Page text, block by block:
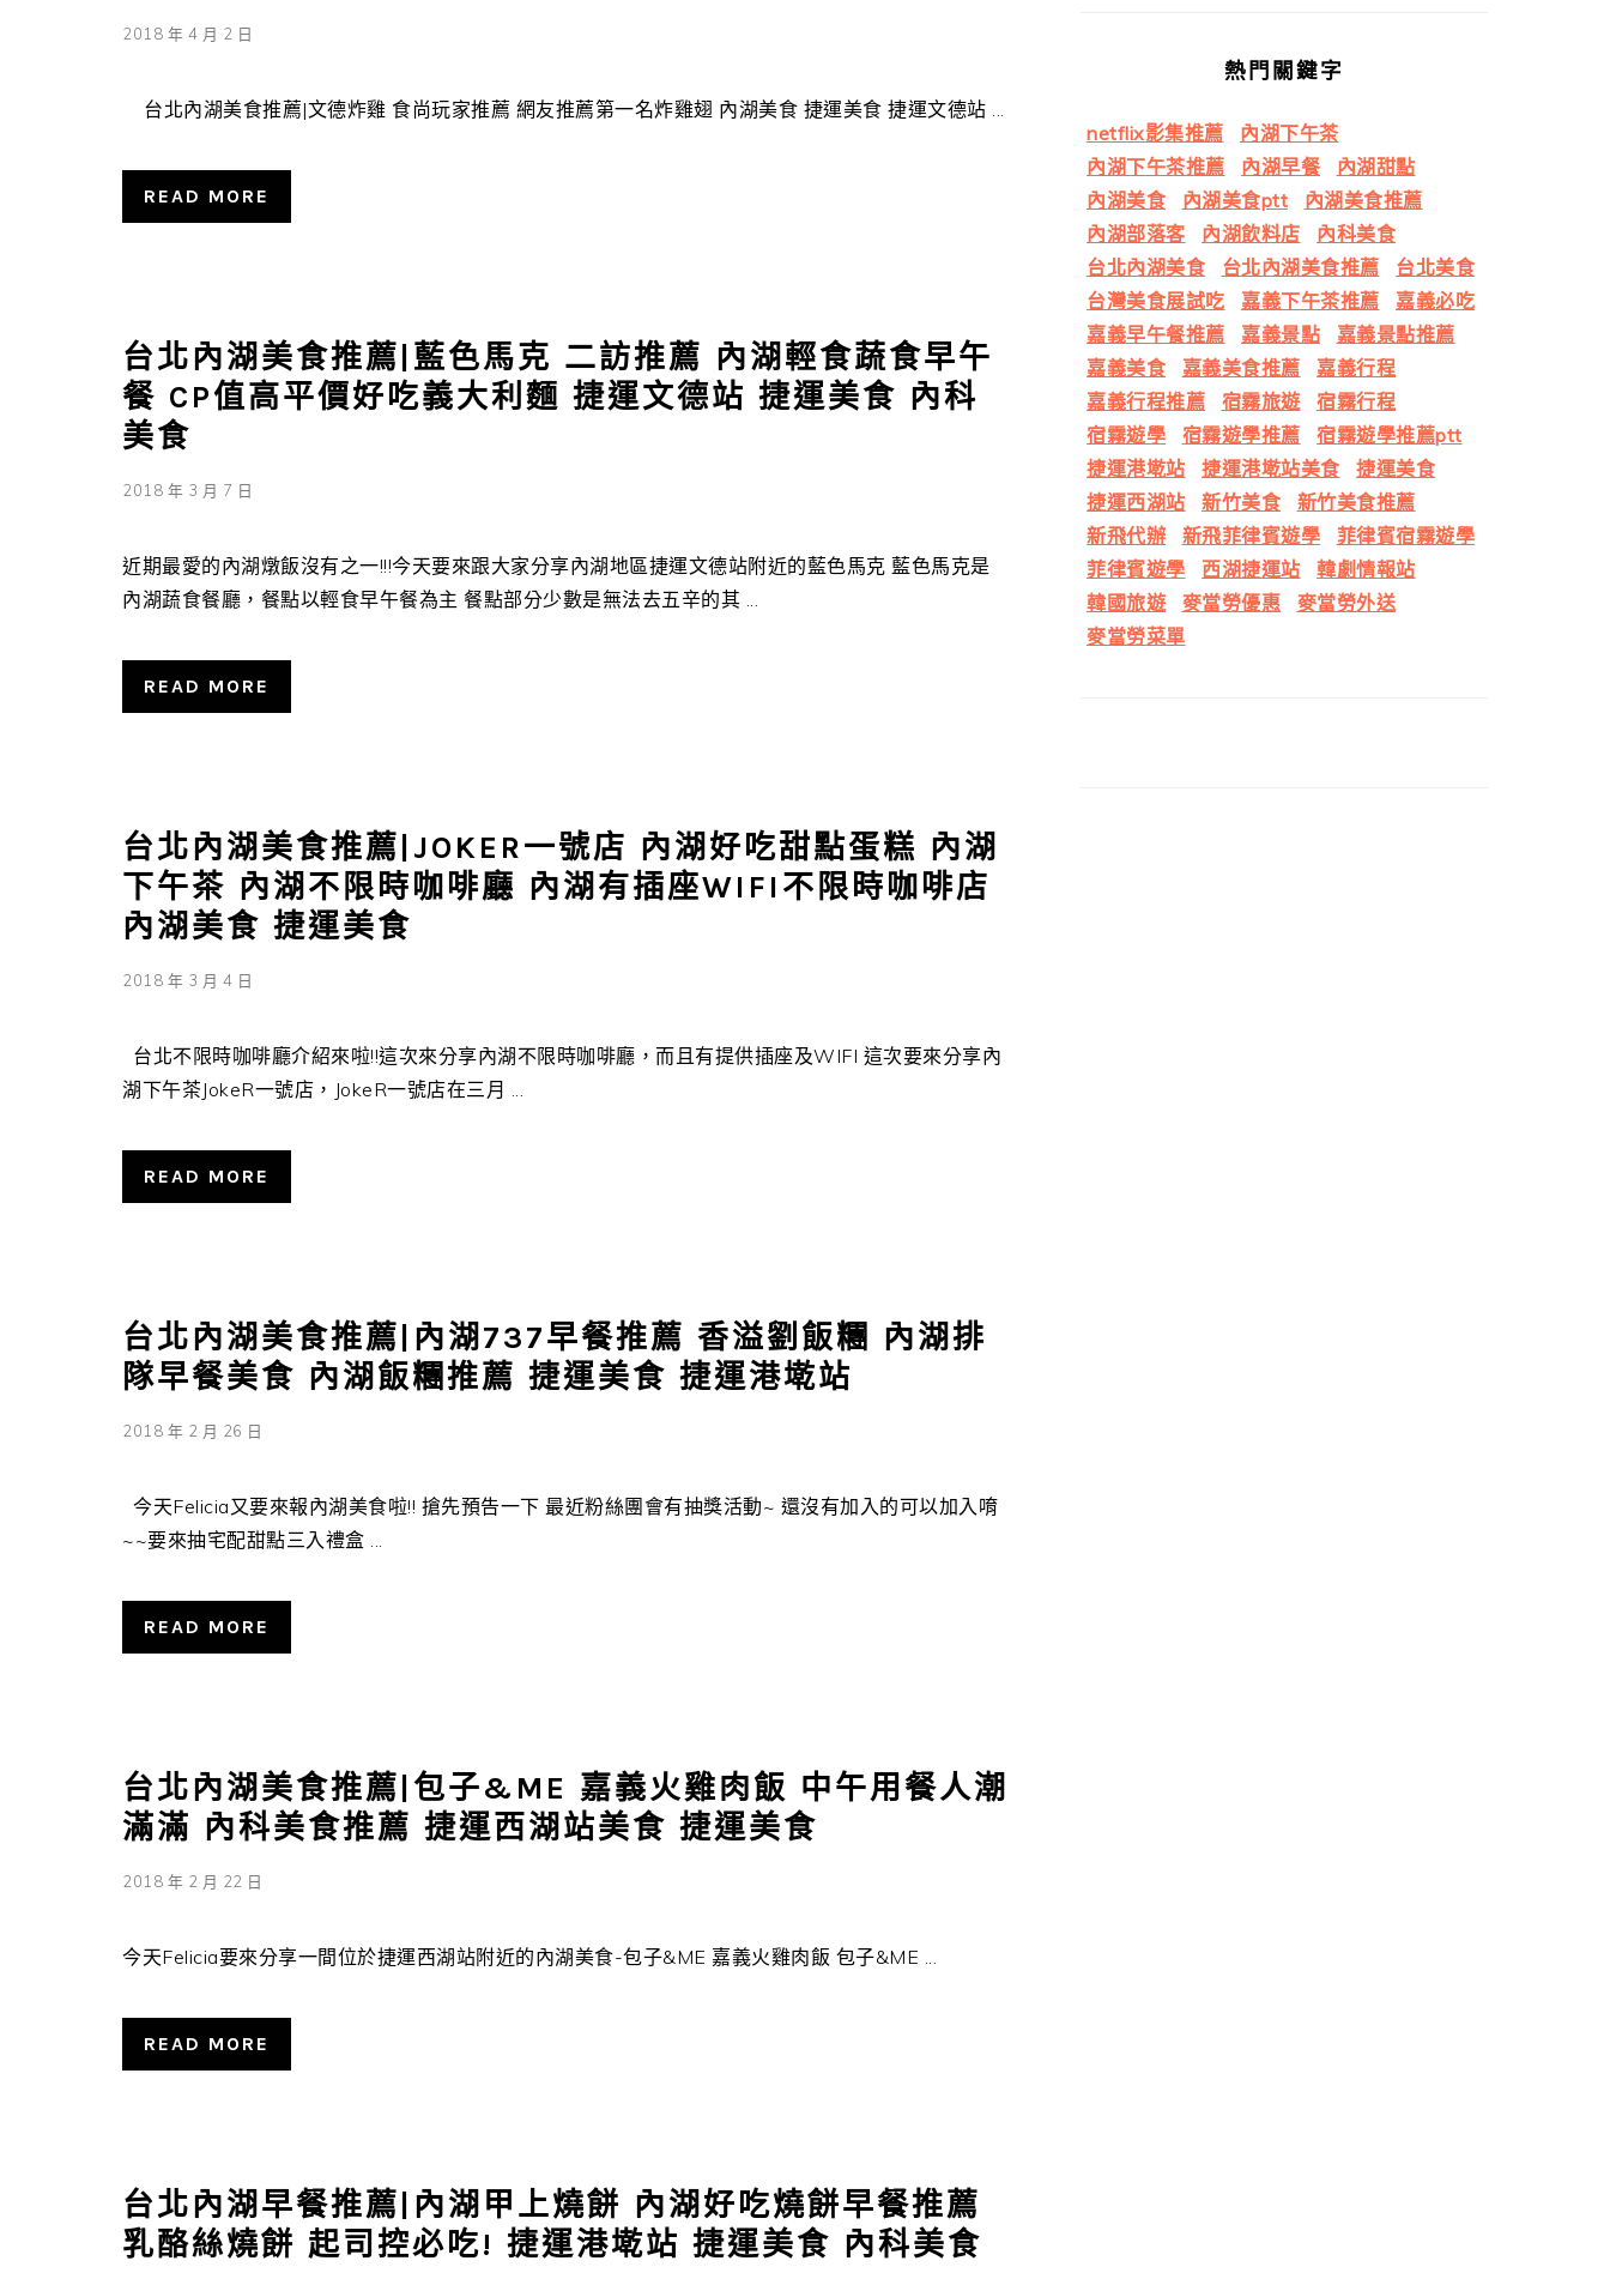
2018 年 4 月 2 日
台北內湖美食推薦|文德炸雞 食尚玩家推薦 網友推薦第一名炸雞翅 內湖美食 捷運美食 捷運文德站 ...
READ MORE
台北內湖美食推薦|藍色馬克 二訪推薦 內湖輕食蔬食早午
餐 CP值高平價好吃義大利麵 捷運文德站 捷運美食 內科
美食
2018 年 3 月 7 日
近期最愛的內湖燉飯沒有之一!!!今天要來跟大家分享內湖地區捷運文德站附近的藍色馬克 藍色馬克是
內湖蔬食餐廳，餐點以輕食早午餐為主 餐點部分少數是無法去五辛的其 ...
READ MORE
台北內湖美食推薦|JOKER一號店 內湖好吃甜點蛋糕 內湖
下午茶 內湖不限時咖啡廳 內湖有插座WIFI不限時咖啡店
內湖美食 捷運美食
2018 年 3 月 4 日
台北不限時咖啡廳介紹來啦!!這次來分享內湖不限時咖啡廳，而且有提供插座及WIFI 這次要來分享內
湖下午茶JokeR一號店，JokeR一號店在三月 ...
READ MORE
台北內湖美食推薦|內湖737早餐推薦 香溢劉飯糰 內湖排
隊早餐美食 內湖飯糰推薦 捷運美食 捷運港墘站
2018 年 2 月 26 日
今天Felicia又要來報內湖美食啦!! 搶先預告一下 最近粉絲團會有抽獎活動~ 還沒有加入的可以加入唷
~~要來抽宅配甜點三入禮盒 ...
READ MORE
台北內湖美食推薦|包子&ME 嘉義火雞肉飯 中午用餐人潮
滿滿 內科美食推薦 捷運西湖站美食 捷運美食
2018 年 2 月 22 日
今天Felicia要來分享一間位於捷運西湖站附近的內湖美食-包子&ME 嘉義火雞肉飯 包子&ME ...
READ MORE
台北內湖早餐推薦|內湖甲上燒餅 內湖好吃燒餅早餐推薦
乳酪絲燒餅 起司控必吃! 捷運港墘站 捷運美食 內科美食
熱門關鍵字
netflix影集推薦
內湖下午茶
內湖下午茶推薦
內湖早餐
內湖甜點
內湖美食
內湖美食ptt
內湖美食推薦
內湖部落客
內湖飲料店
內科美食
台北內湖美食
台北內湖美食推薦
台北美食
台灣美食展試吃
嘉義下午茶推薦
嘉義必吃
嘉義早午餐推薦
嘉義景點
嘉義景點推薦
嘉義美食
嘉義美食推薦
嘉義行程
嘉義行程推薦
宿霧旅遊
宿霧行程
宿霧遊學
宿霧遊學推薦
宿霧遊學推薦ptt
捷運港墘站
捷運港墘站美食
捷運美食
捷運西湖站
新竹美食
新竹美食推薦
新飛代辦
新飛菲律賓遊學
菲律賓宿霧遊學
菲律賓遊學
西湖捷運站
韓劇情報站
韓國旅遊
麥當勞優惠
麥當勞外送
麥當勞菜單